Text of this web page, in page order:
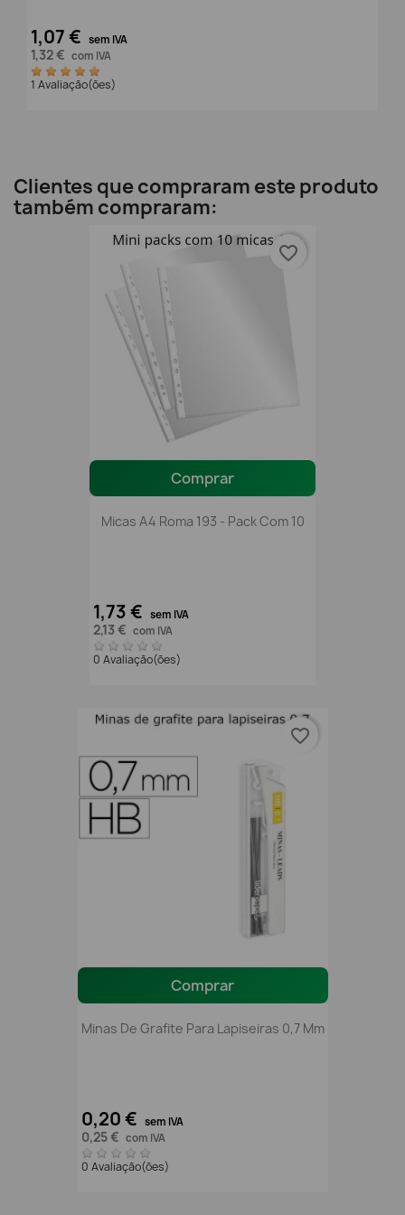
1,07 € sem IVA
1,32 € com IVA
1 Avaliação(ões)
Clientes que compraram este produto
também compraram:
Comprar
Micas A4 Roma 193 - Pack Com 10
1,73 € sem IVA
2,13 € com IVA
0 Avaliação(ões)
favorite_border
Comprar
Minas De Grafite Para Lapiseiras 0,7 Mm
0,20 € sem IVA
0,25 € com IVA
0 Avaliação(ões)
favorite_border